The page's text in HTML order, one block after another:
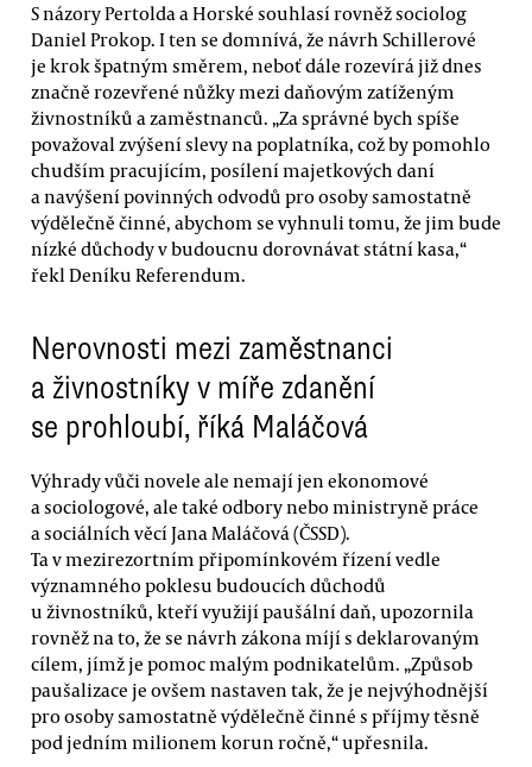
S názory Pertolda a Horské souhlasí rovněž sociolog
Daniel Prokop. I ten se domnívá, že návrh Schillerové
je krok špatným směrem, neboť dále rozevírá již dnes
značně rozevřené nůžky mezi daňovým zatíženým
živnostníků a zaměstnanců. „Za správné bych spíše
považoval zvýšení slevy na poplatníka, což by pomohlo
chudším pracujícím, posílení majetkových daní
a navýšení povinných odvodů pro osoby samostatně
výdělečně činné, abychom se vyhnuli tomu, že jim bude
nízké důchody v budoucnu dorovnávat státní kasa,“
řekl Deníku Referendum.
Nerovnosti mezi zaměstnanci
a živnostníky v míře zdanění
se prohloubí, říká Maláčová
Výhrady vůči novele ale nemají jen ekonomové
a sociologové, ale také odbory nebo ministryně práce
a sociálních věcí Jana Maláčová (ČSSD).
Ta v mezirezortním připomínkovém řízení vedle
významného poklesu budoucích důchodů
u živnostníků, kteří využijí paušální daň, upozornila
rovněž na to, že se návrh zákona míjí s deklarovaným
cílem, jímž je pomoc malým podnikatelům. „Způsob
paušalizace je ovšem nastaven tak, že je nejvýhodnější
pro osoby samostatně výdělečně činné s příjmy těsně
pod jedním milionem korun ročně,“ upřesnila.